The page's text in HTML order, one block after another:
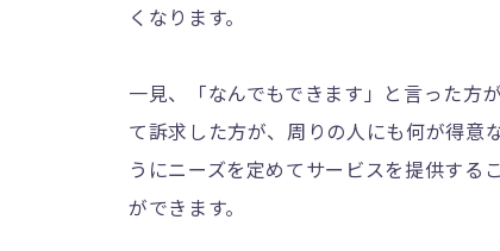
くなります。
一見、「なんでもできます」と言った方
て訴求した方が、周りの人にも何が得意
うにニーズを定めてサービスを提供する
ができます。